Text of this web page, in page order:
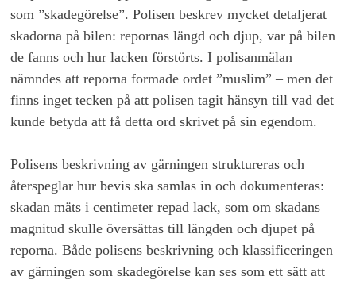
som ”skadegörelse”. Polisen beskrev mycket detaljerat
skadorna på bilen: repornas längd och djup, var på bilen
de fanns och hur lacken förstörts. I polisanmälan
nämndes att reporna formade ordet ”muslim” – men det
finns inget tecken på att polisen tagit hänsyn till vad det
kunde betyda att få detta ord skrivet på sin egendom.
Polisens beskrivning av gärningen struktureras och
återspeglar hur bevis ska samlas in och dokumenteras:
skadan mäts i centimeter repad lack, som om skadans
magnitud skulle översättas till längden och djupet på
reporna. Både polisens beskrivning och klassificeringen
av gärningen som skadegörelse kan ses som ett sätt att